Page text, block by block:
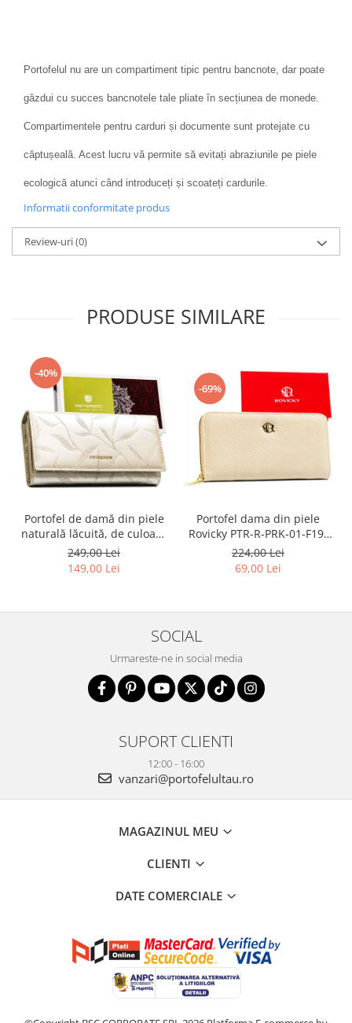
Portofelul nu are un compartiment tipic pentru bancnote, dar poate
găzdui cu succes bancnotele tale pliate în secțiunea de monede.
Compartimentele pentru carduri și documente sunt protejate cu
căptușeală. Acest lucru vă permite să evitați abraziunile pe piele
ecologică atunci când introduceți și scoateți cardurile.
Informatii conformitate produs
Review-uri(0)
PRODUSE SIMILARE
-40%
Portofel de damă din piele
naturală lăcuită, de culoare
bej, cu închidere cu capsă -
Peterson
249,00 Lei
149,00 Lei
-69%
Portofel dama din piele
Rovicky PTR-R-PRK-01-F19-
2757 BE
224,00 Lei
69,00 Lei
SOCIAL
Urmareste-ne in social media
SUPORT CLIENTI
12:00 - 16:00
vanzari@portofelultau.ro
MAGAZINUL MEU
CLIENTI
DATE COMERCIALE